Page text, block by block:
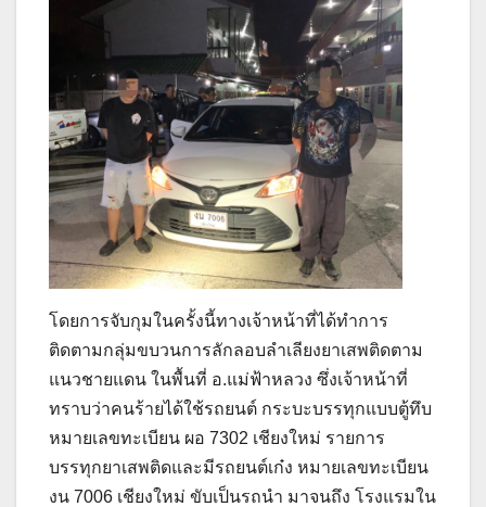
โดยการจับกุมในครั้งนี้ทางเจ้าหน้าที่ได้ทำการ
ติดตามกลุ่มขบวนการลักลอบลำเลียงยาเสพติดตาม
แนวชายแดน ในพื้นที่ อ.แม่ฟ้าหลวง ซึ่งเจ้าหน้าที่
ทราบว่าคนร้ายได้ใช้รถยนต์ กระบะบรรทุกแบบตู้ทึบ
หมายเลขทะเบียน ผอ 7302 เชียงใหม่ รายการ
บรรทุกยาเสพติดและมีรถยนต์เก๋ง หมายเลขทะเบียน
งน 7006 เชียงใหม่ ขับเป็นรถนำ มาจนถึง โรงแรมใน